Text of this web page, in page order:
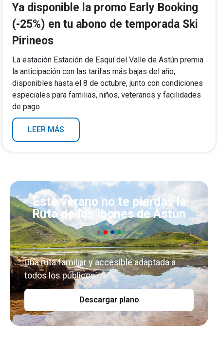
Ya disponible la promo Early Booking
(-25%) en tu abono de temporada Ski
Pirineos
La estación Estación de Esquí del Valle de Astún premia
la anticipación con las tarifas más bajas del año,
disponibles hasta el 8 de octubre, junto con condiciones
especiales para familias, niños, veteranos y facilidades
de pago
LEER MÁS
Este verano no te pierdas la
Ruta de los Ibones de Astún
Una ruta familiar y accesible adaptada a
todos los públicos
Descargar plano